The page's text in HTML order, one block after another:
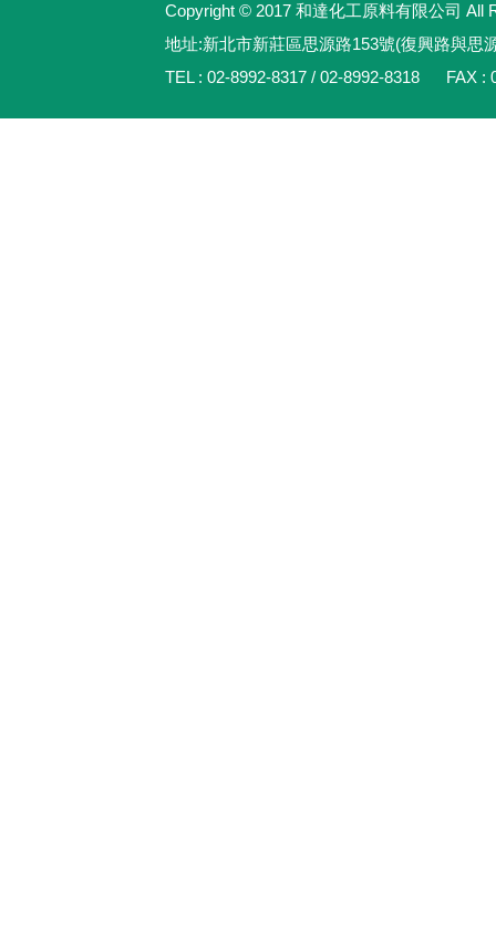
Copyright © 2017 和達化工原料有限公司 All
地址:新北市新莊區思源路153號(復興路與思
TEL : 02-8992-8317 / 02-8992-8318 FAX :